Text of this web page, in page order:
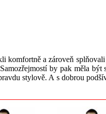
a zároveň
by pak měla
stylově. A s dobrou